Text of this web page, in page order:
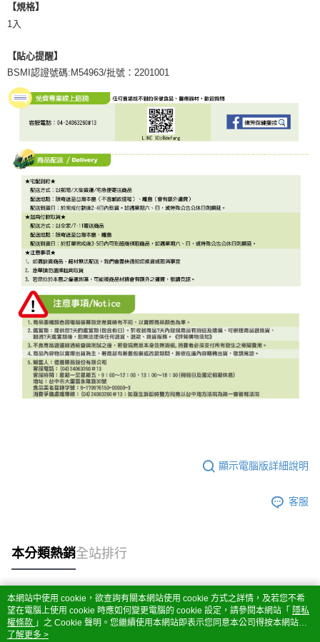
【規格】
1入
【貼心提醒】
BSMI認證號碼:M54963/批號：2201001
顯示電腦版詳細說明
客服
本分類熱銷全站排行
熱門標籤
本網站中使用 cookie，欲查詢有關本網站使用 cookie 方式之詳情，及若您不希
望在電腦上使用 cookie 時應如何變更電腦的 cookie 設定，請參閱本網站「 隱私
權條款 」之 Cookie 聲明。您繼續使用本網站即表示您同意本公司得按本網站使
用條款之 Cookie 聲明使用 cookie。
了解更多 >